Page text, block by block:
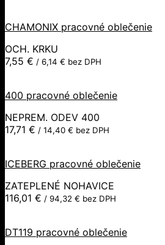
CHAMONIX pracovné oblečenie
OCH. KRKU
7,55 € / 6,14 € bez DPH
400 pracovné oblečenie
NEPREM. ODEV 400
17,71 € / 14,40 € bez DPH
ICEBERG pracovné oblečenie
ZATEPLENÉ NOHAVICE
116,01 € / 94,32 € bez DPH
DT119 pracovné oblečenie